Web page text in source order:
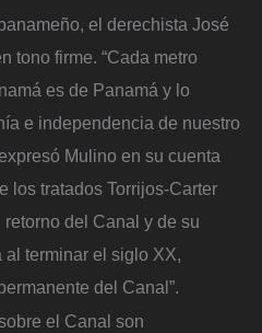
el derechista José
tono firme. “Cada metro
es de Panamá y lo
e independencia de nuestro
Mulino en su cuenta
los tratados Torrijos-Carter
del Canal y de su
terminar el siglo XX,
del Canal”.
el Canal son